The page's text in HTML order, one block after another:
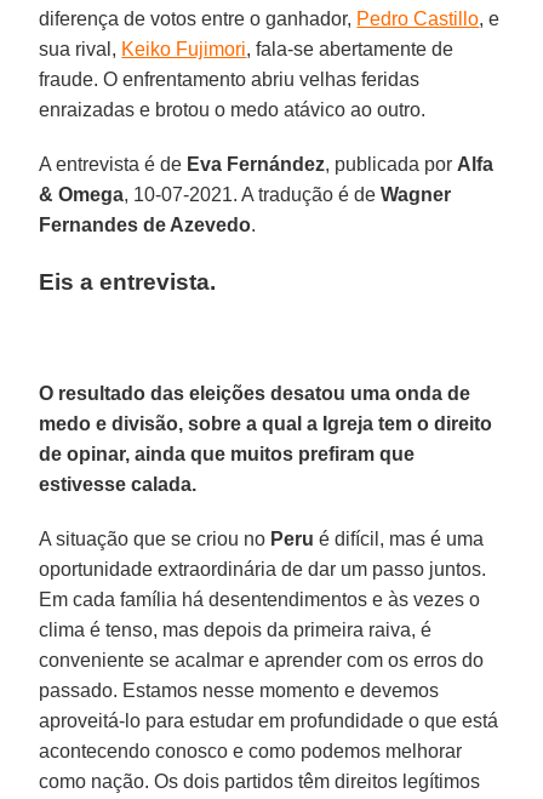
diferença de votos entre o ganhador, Pedro Castillo, e
sua rival, Keiko Fujimori, fala-se abertamente de
fraude. O enfrentamento abriu velhas feridas
enraizadas e brotou o medo atávico ao outro.
A entrevista é de Eva Fernández, publicada por Alfa
& Omega, 10-07-2021. A tradução é deWagner
Fernandes de Azevedo.
Eis a entrevista.
O resultado das eleições desatou uma onda de
medo e divisão, sobre a qual a Igreja tem o direito
de opinar, ainda que muitos prefiram que
estivesse calada.
A situação que se criou no Peru é difícil, mas é uma
oportunidade extraordinária de dar um passo juntos.
Em cada família há desentendimentos e às vezes o
clima é tenso, mas depois da primeira raiva, é
conveniente se acalmar e aprender com os erros do
passado. Estamos nesse momento e devemos
aproveitá-lo para estudar em profundidade o que está
acontecendo conosco e como podemos melhorar
como nação. Os dois partidos têm direitos legítimos